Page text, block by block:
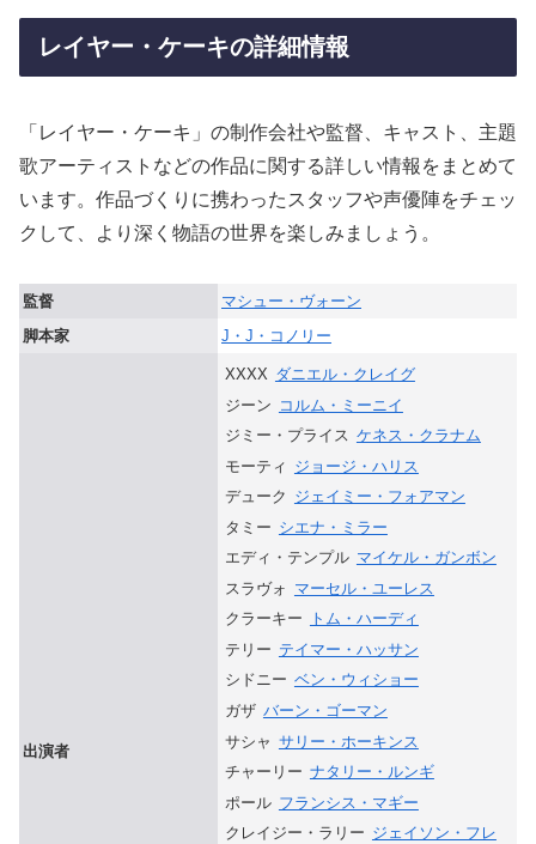
レイヤー・ケーキの詳細情報
「レイヤー・ケーキ」の制作会社や監督、キャスト、主題
歌アーティストなどの作品に関する詳しい情報をまとめて
います。作品づくりに携わったスタッフや声優陣をチェッ
クして、より深く物語の世界を楽しみましょう。
監督
マシュー・ヴォーン
脚本家
J・J・コノリー
出演者
XXXX ダニエル・クレイグ
ジーン コルム・ミーニイ
ジミー・プライス ケネス・クラナム
モーティ ジョージ・ハリス
デューク ジェイミー・フォアマン
タミー シエナ・ミラー
エディ・テンプル マイケル・ガンボン
スラヴォ マーセル・ユーレス
クラーキー
トム・ハーディ
テリー テイマー・ハッサン
シドニー ベン・ウィショー
ガザ バーン・ゴーマン
サシャ サリー・ホーキンス
チャーリー ナタリー・ルンギ
ポール フランシス・マギー
クレイジー・ラリー ジェイソン・フレ